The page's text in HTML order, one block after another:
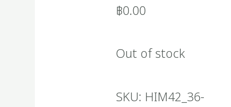
฿0.00
Out of stock
SKU: HIM42_36-